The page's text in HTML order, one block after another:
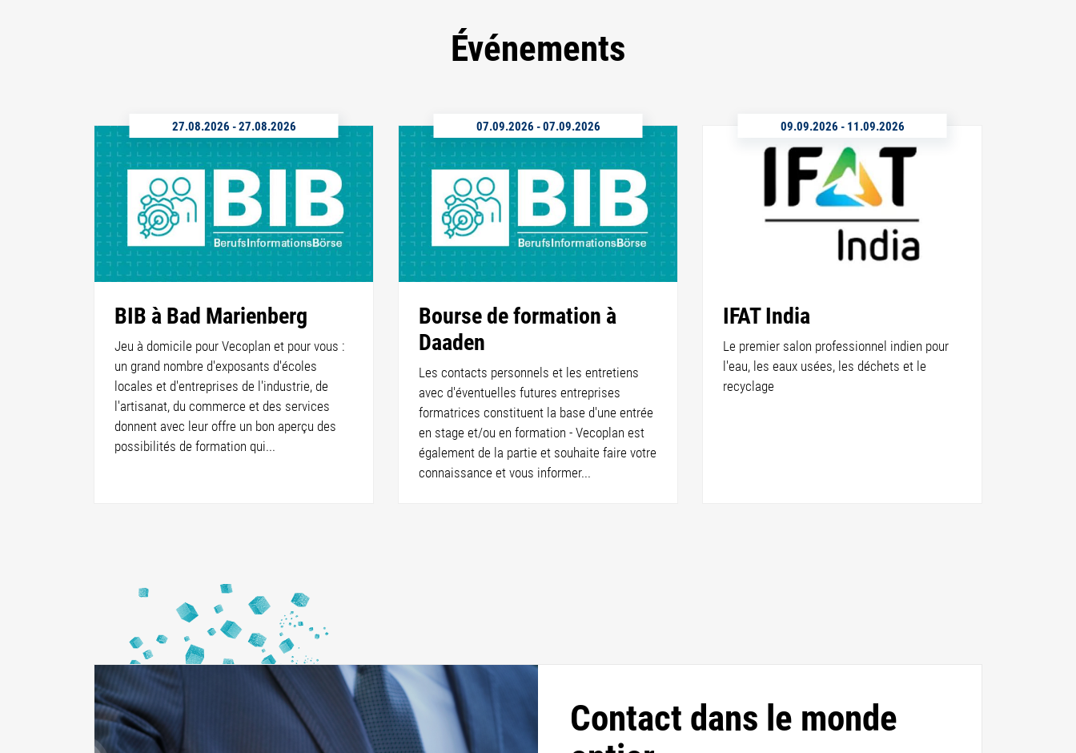
Événements
27.08.2026 -27.08.2026
BIB à Bad Marienberg
Jeu à domicile pour Vecoplan et pour vous :
un grand nombre d'exposants d'écoles
locales et d'entreprises de l'industrie, de
l'artisanat, du commerce et des services
donnent avec leur offre un bon aperçu des
possibilités de formation qui...
07.09.2026 -07.09.2026
Bourse de formation à
Daaden
Les contacts personnels et les entretiens
avec d'éventuelles futures entreprises
formatrices constituent la base d'une entrée
en stage et/ou en formation - Vecoplan est
également de la partie et souhaite faire votre
connaissance et vous informer...
09.09.2026 - 11.09.2026
IFAT India
Le premier salon professionnel indien pour
l'eau, les eaux usées, les déchets et le
recyclage
Contact dans le monde